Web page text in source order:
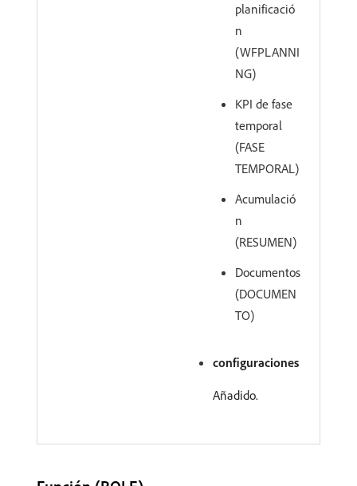
planificació
n
(WFPLANNI
NG)
KPI de fase
temporal
(FASE
TEMPORAL)
Acumulació
n
(RESUMEN)
Documentos
(DOCUMEN
TO)
configuraciones
Añadido.